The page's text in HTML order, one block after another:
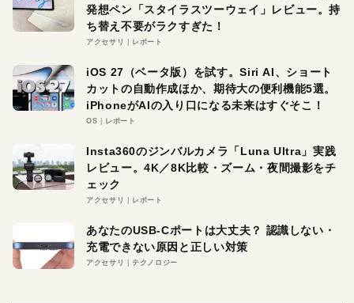
発想ペン「スタイラスツーウェイ」レビュー。持
ち替え不要がラクすぎた！
アクセサリ レポート
iOS 27（ベータ版）を試す。Siri AI、ショート
カットの自動作成ほか、期待大の便利機能5選。
iPhoneがAIの入り口になる未来はすぐそこ！
OS レポート
Insta360のジンバルカメラ「Luna Ultra」実践
レビュー。4K／8K比較・ズーム・夜間撮影をチ
ェック
アクセサリ レポート
あなたのUSB-Cポートは大丈夫？ 認識しない・
充電できない原因と正しい対策
アクセサリ テクノロジー